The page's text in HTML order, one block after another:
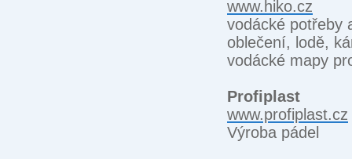
www.hiko.cz
vodácké potřeby
oblečení, lodě,
vodácké mapy
Profiplast
www.profiplast.cz
Výroba pádel